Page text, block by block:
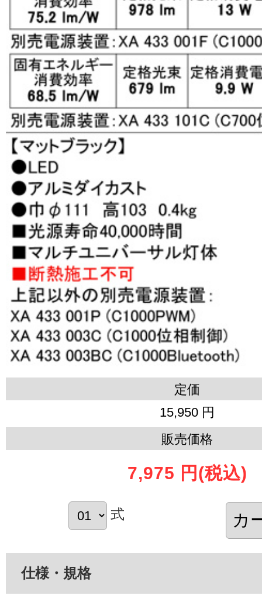
定価
15,950 円
販売価格
7,975 円 (税込)
式
仕様・規格